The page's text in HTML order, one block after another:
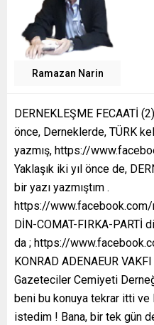
Ramazan Narin
DERNEKLEŞME FECAATİ
önce, Derneklerde, TÜRK
yazmış, https://
Yaklaşık iki yıl önce de,
bir yazı yazmıştım .
https://
DİN-COMAT-FIRKA-PARTİ
da ; https://
KONRAD ADENAEUR
Gazeteciler Cemiyeti
beni bu konuya tekrar itti
istedim ! Bana, bir tek gün